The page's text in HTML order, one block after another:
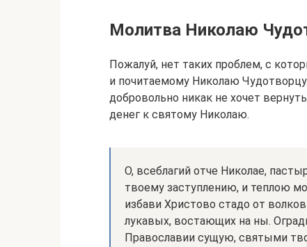
Молитва Николаю
Пожалуй, нет таких проблем, с
и почитаемому Николаю
добровольно никак не хочет
денег к святому Николаю.
О, всеблагий отче Николае,
твоему заступлению, и теплою
избави Христово стадо от
лукавых, востающих на ны.
Православии сущую, святыми